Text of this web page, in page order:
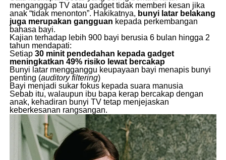
menganggap TV atau gadget tidak memberi kesan jika
anak “tidak menonton”. Hakikatnya, bunyi latar belakang
juga merupakan gangguan kepada perkembangan
bahasa bayi.
Kajian terhadap lebih 900 bayi berusia 6 bulan hingga 2
tahun mendapati:
Setiap 30 minit pendedahan kepada gadget
meningkatkan 49% risiko lewat bercakap
Bunyi latar mengganggu keupayaan bayi menapis bunyi
penting (auditory filtering)
Bayi menjadi sukar fokus kepada suara manusia
Sebab itu, walaupun ibu bapa kerap bercakap dengan
anak, kehadiran bunyi TV tetap menjejaskan
keberkesanan rangsangan.